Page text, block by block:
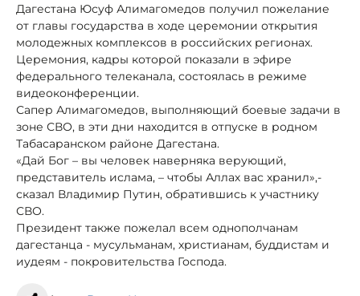
Дагестана Юсуф Алимагомедов получил пожелание
от главы государства в ходе церемонии открытия
молодежных комплексов в российских регионах.
Церемония, кадры которой показали в эфире
федерального телеканала, состоялась в режиме
видеоконференции.
Сапер Алимагомедов, выполняющий боевые задачи в
зоне СВО, в эти дни находится в отпуске в родном
Табасаранском районе Дагестана.
«Дай Бог – вы человек наверняка верующий,
представитель ислама, – чтобы Аллах вас хранил»,-
сказал Владимир Путин, обратившись к участнику
СВО.
Президент также пожелал всем однополчанам
дагестанца - мусульманам, христианам, буддистам и
иудеям - покровительства Господа.